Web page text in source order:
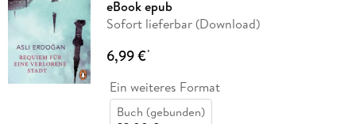
eBook epub
Sofort lieferbar (Download)
6,99 €*
Ein weiteres Format
Buch (gebunden)